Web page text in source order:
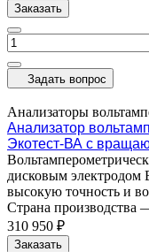
Заказать
Задать вопрос
Анализаторы
Анализатор
Экотест-ВА с
дисковым
высокую точность и
Страна производства
310 950 ₽
Заказать